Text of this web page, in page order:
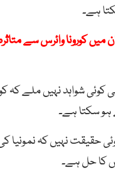
ہے۔
میں کورونا وائرس سے
شواہد نہیں ملے کہ
سکتا ہے۔
حقیقت نہیں کہ نمونیا
کا حل ہے۔